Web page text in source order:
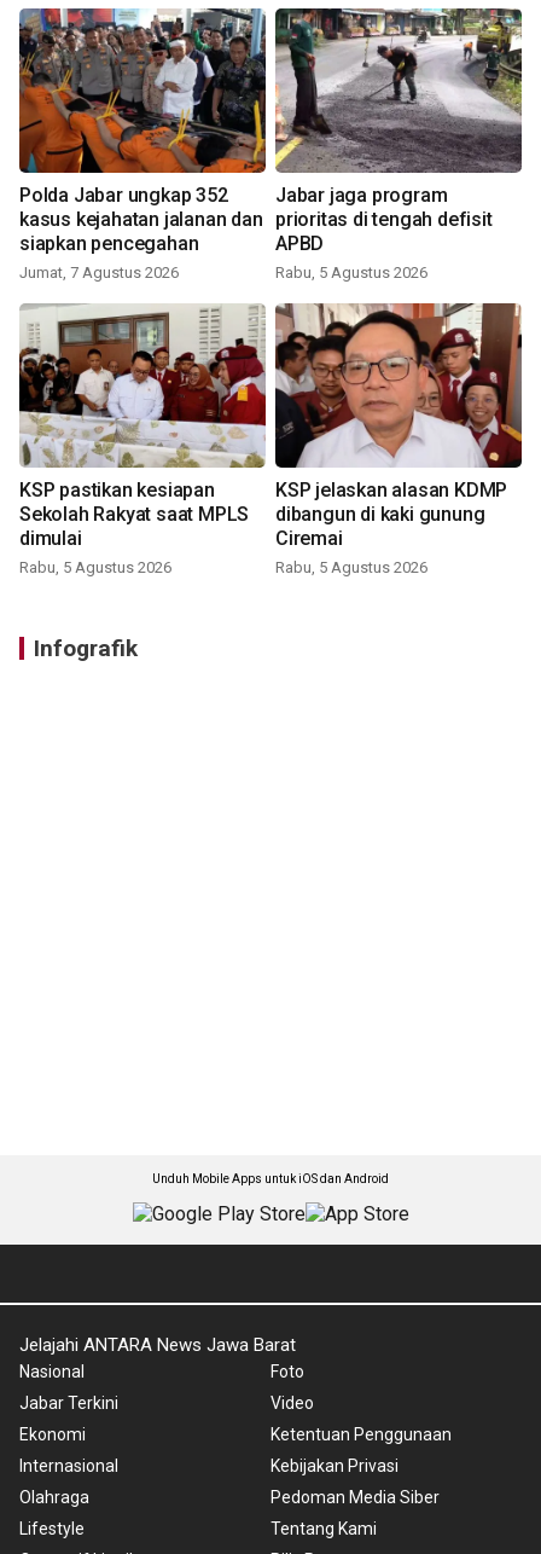
Polda Jabar ungkap 352
kasus kejahatan jalanan dan
siapkan pencegahan
Jumat, 7 Agustus 2026
Jabar jaga program
prioritas di tengah defisit
APBD
Rabu, 5 Agustus 2026
KSP pastikan kesiapan
Sekolah Rakyat saat MPLS
dimulai
Rabu, 5 Agustus 2026
KSP jelaskan alasan KDMP
dibangun di kaki gunung
Ciremai
Rabu, 5 Agustus 2026
Infografik
Unduh Mobile Apps untuk iOS dan Android
Jelajahi ANTARA News Jawa Barat
Nasional
Jabar Terkini
Ekonomi
Internasional
Olahraga
Lifestyle
Foto
Video
Ketentuan Penggunaan
Kebijakan Privasi
Pedoman Media Siber
Tentang Kami